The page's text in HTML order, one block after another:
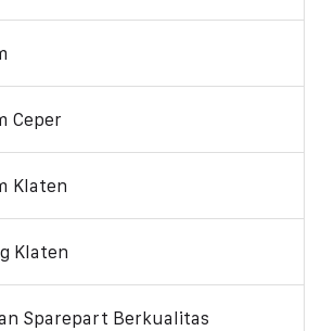
Ceper
Klaten
Klaten
Sparepart Berkualitas